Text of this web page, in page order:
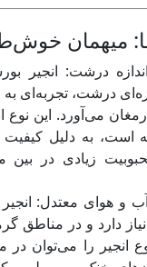
درشت: انجیر
درشت، تجربه‌ای به
می‌آورد. این نوع
است، به دلیل
زیادی در بین
و هوای معتدل:
دارد و در مناطق
انجیر را می‌توان